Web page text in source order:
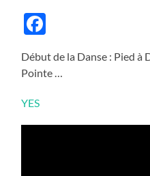
Début de la Danse : Pied à
Pointe …
YES